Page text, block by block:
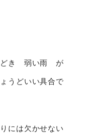
どき 弱い雨 が
うどいい具合で
には欠かせない